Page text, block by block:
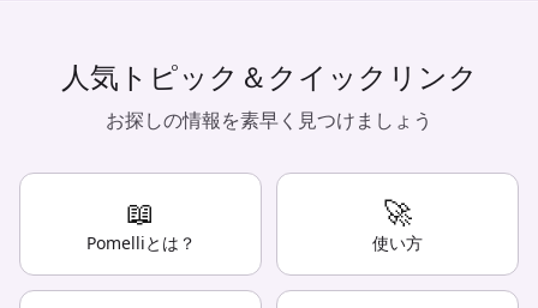
人気トピック＆クイックリンク
お探しの情報を素早く見つけましょう
📖
Pomelliとは？
🚀
使い方